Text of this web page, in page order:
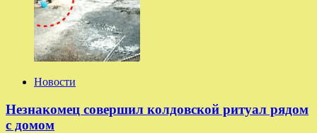
Новости
Незнакомец совершил колдовской ритуал рядом
с домом